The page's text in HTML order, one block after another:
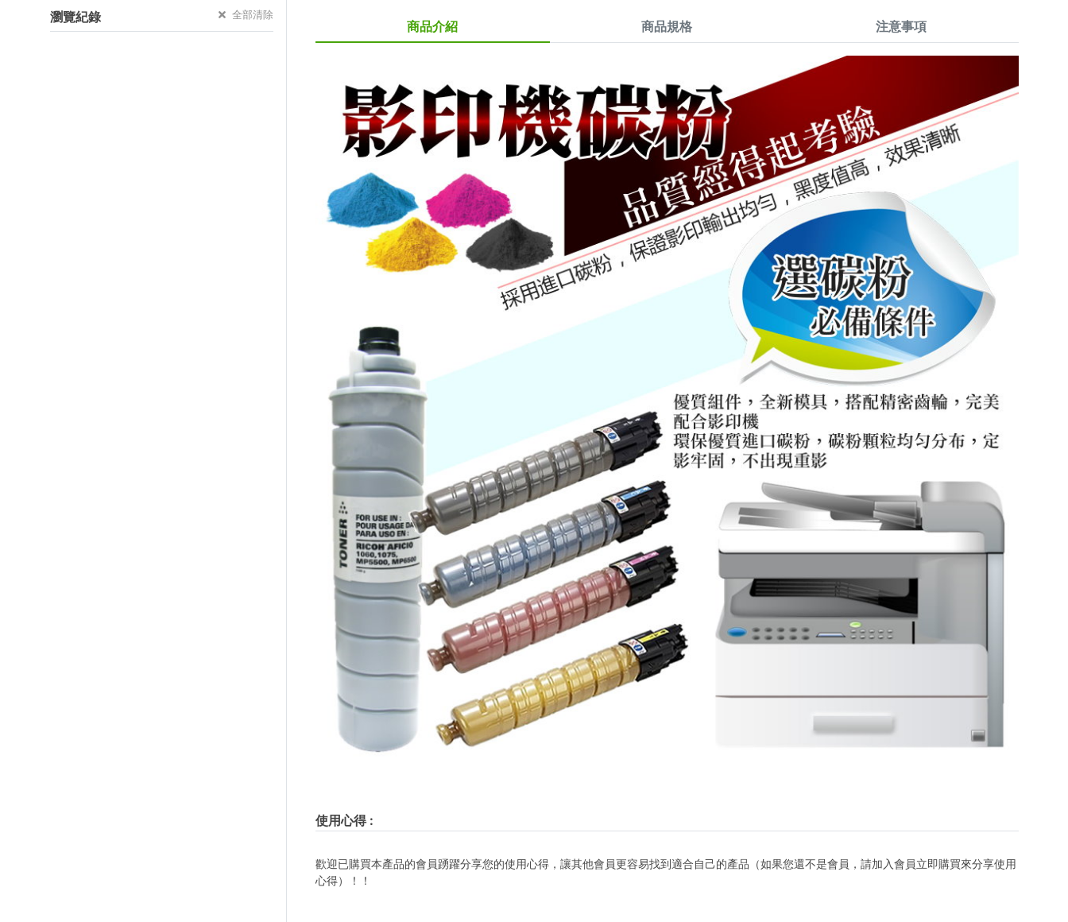
瀏覽紀錄 全部清除
商品介紹 商品規格 注意事項
使用心得:
歡迎已購買本產品的會員踴躍分享您的使用心得，讓其他會員更容易找到適合自己的產品（如果您還不是會員，請加入會員立即購買來分享使用
心得）！！